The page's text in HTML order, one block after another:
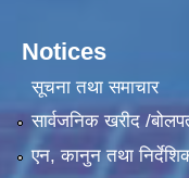
Notices
सूचना तथा समाचार
सार्वजनिक खरीद /
एन, कानुन तथा